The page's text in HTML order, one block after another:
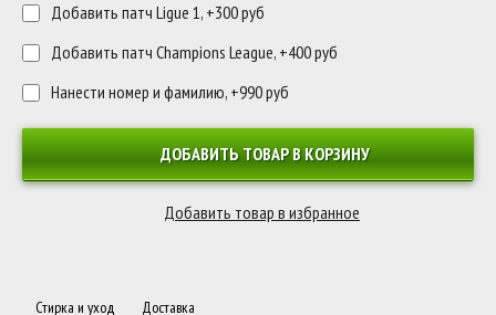
Добавить патч Ligue 1, +300 руб
Добавить патч Champions League, +400 руб
Нанести номер и фамилию, +990 руб
ДОБАВИТЬ ТОВАР В КОРЗИНУ
Стирка и уход Доставка